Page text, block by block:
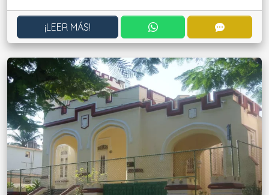
¡LEER MÁS! CONTACTAR POR